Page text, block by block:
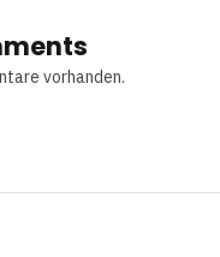
vorhanden.